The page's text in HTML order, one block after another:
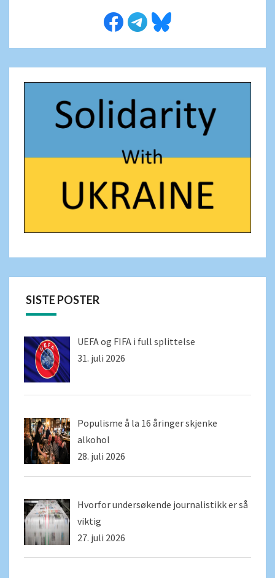
SISTE POSTER
UEFA og FIFA i full splittelse
31. juli 2026
Populisme å la 16 åringer skjenke
alkohol
28. juli 2026
Hvorfor undersøkende journalistikk er så
viktig
27. juli 2026